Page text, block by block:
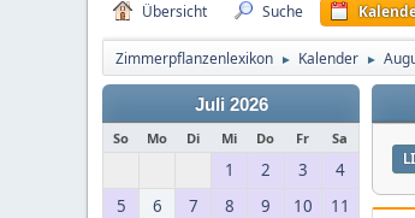
Übersicht Suche
Zimmerpflanzenlexikon ► Kalender ►
Juli 2026
So Mo Di Mi Do Fr Sa
1 2 3
4
5
6 7 8 9 10
11